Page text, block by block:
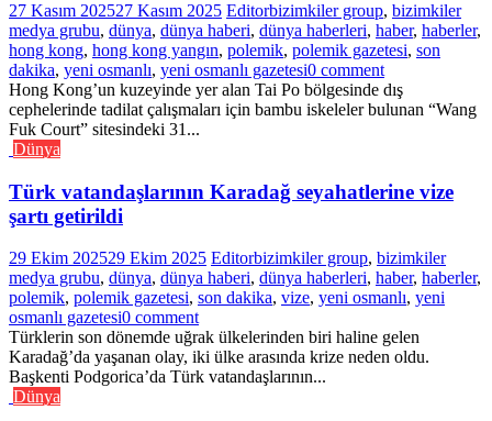
27 Kasım 202527 Kasım 2025 Editorbizimkiler group, bizimkiler
medya grubu, dünya, dünya haberi, dünya haberleri, haber, haberler,
hong kong, hong kong yangın, polemik, polemik gazetesi, son
dakika, yeni osmanlı, yeni osmanlı gazetesi0 comment
Hong Kong’un kuzeyinde yer alan Tai Po bölgesinde dış
cephelerinde tadilat çalışmaları için bambu iskeleler bulunan “Wang
Fuk Court” sitesindeki 31...
Dünya
Türk vatandaşlarının Karadağ seyahatlerine vize
şartı getirildi
29 Ekim 202529 Ekim 2025 Editorbizimkiler group, bizimkiler
medya grubu, dünya, dünya haberi, dünya haberleri, haber, haberler,
polemik, polemik gazetesi, son dakika, vize, yeni osmanlı, yeni
osmanlı gazetesi0 comment
Türklerin son dönemde uğrak ülkelerinden biri haline gelen
Karadağ’da yaşanan olay, iki ülke arasında krize neden oldu.
Başkenti Podgorica’da Türk vatandaşlarının...
Dünya